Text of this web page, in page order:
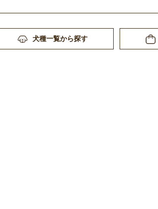
犬種一覧から探す